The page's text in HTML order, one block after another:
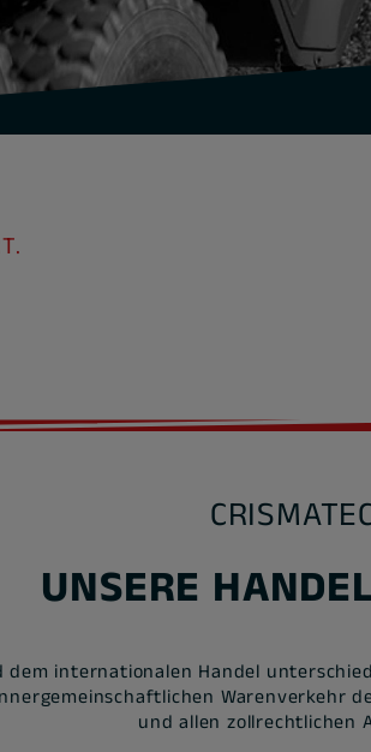
UNSERE
internationalen Handel
Warenverkehr
und allen zollrechtlichen